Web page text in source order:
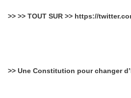
>> >> TOUT SUR >> https://
>> Une Constitution pour changer